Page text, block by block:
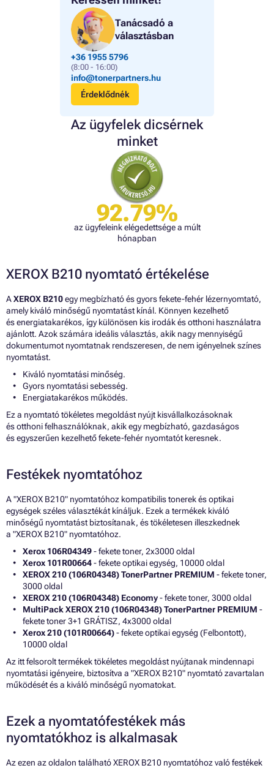
Tanácsadó a
választásban
+36 1955 5796
(8:00 - 16:00)
info@tonerpartners.hu
Érdeklődnék
Az ügyfelek dicsérnek
minket
92.79%
az ügyfeleink elégedettsége a múlt
hónapban
XEROX B210 nyomtató értékelése
AXEROX B210egy megbízható és gyors fekete-fehér lézernyomtató,
amely kiváló minőségű nyomtatást kínál. Könnyen kezelhető
és energiatakarékos, így különösen kis irodák és otthoni használatra
ajánlott. Azok számára ideális választás, akik nagy mennyiségű
dokumentumot nyomtatnak rendszeresen, de nem igényelnek színes
nyomtatást.
Kiváló nyomtatási minőség.
Gyors nyomtatási sebesség.
Energiatakarékos működés.
Ez a nyomtató tökéletes megoldást nyújt kisvállalkozásoknak
és otthoni felhasználóknak, akik egy megbízható, gazdaságos
és egyszerűen kezelhető fekete-fehér nyomtatót keresnek.
Festékek nyomtatóhoz
A "XEROX B210" nyomtatóhoz kompatibilis tonerek és optikai
egységek széles választékát kínáljuk. Ezek a termékek kiváló
minőségű nyomtatást biztosítanak, és tökéletesen illeszkednek
a "XEROX B210" nyomtatóhoz.
Xerox 106R04349- fekete toner, 2x3000 oldal
Xerox 101R00664- fekete optikai egység, 10000 oldal
XEROX 210 (106R04348) TonerPartner PREMIUM - fekete toner,
3000 oldal
XEROX 210 (106R04348) Economy- fekete toner, 3000 oldal
MultiPack XEROX 210 (106R04348) TonerPartner PREMIUM -
fekete toner 3+1 GRÁTISZ, 4x3000 oldal
Xerox 210 (101R00664)- fekete optikai egység (Felbontott),
10000 oldal
Az itt felsorolt termékek tökéletes megoldást nyújtanak mindennapi
nyomtatási igényeire, biztosítva a "XEROX B210" nyomtató zavartalan
működését és a kiváló minőségű nyomatokat.
Ezek a nyomtatófestékek más
nyomtatókhoz is alkalmasak
Az ezen az oldalon található XEROX B210 nyomtatóhoz való festékek